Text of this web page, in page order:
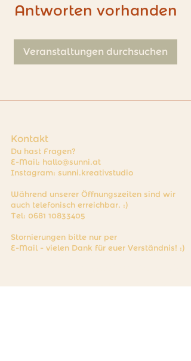
Antworten vorhanden
Veranstaltungen durchsuchen
Kontakt
Du hast Fragen?
E-Mail: hallo@sunni.at
Instagram: sunni.kreativstudio
Während unserer Öffnungszeiten sind wir
auch telefonisch erreichbar. :)
Tel: 0681 10833405
Stornierungen bitte nur per
E-Mail - vielen Dank für euer Verständnis! :)